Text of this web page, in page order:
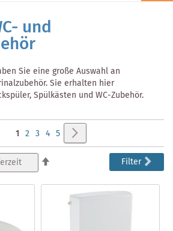
und
Sie eine große Auswahl an
Sie erhalten hier
Spülkästen und WC-Zubehör.
Sie
lesen
gerade
1 Seite
2 Seite
3 Seite
4 Seite
5
Reihenfolge
Filter